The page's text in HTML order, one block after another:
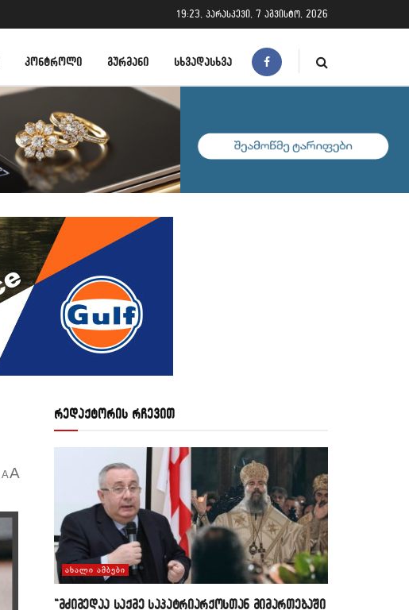
19:23, პარასკევი, 7 აგვისტო, 2026
ᲙᲝᲜᲢᲠᲝᲚᲘ ᲒᲣᲠᲛᲐᲜᲘ ᲡᲮᲕᲐᲓᲐᲡᲮᲕᲐ
AA
რედაქტორის რჩევით
ᲐᲮᲐᲚᲘ ᲐᲛᲑᲔᲑᲘ
“მძიმედაა საქმე საპატრიარქოსთან მიმართებაში